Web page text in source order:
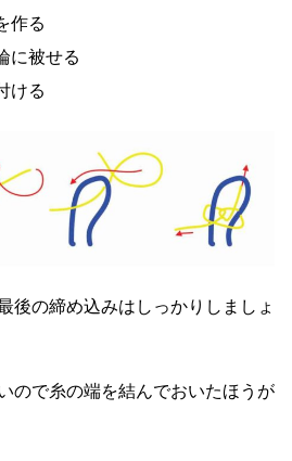
作る
に被せる
ける
後の締め込みはしっかりしましょ
ので糸の端を結んでおいたほうが